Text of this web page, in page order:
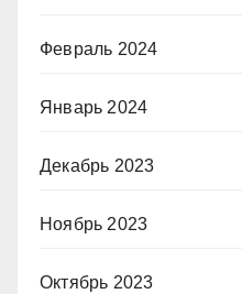
Февраль 2024
Январь 2024
Декабрь 2023
Ноябрь 2023
Октябрь 2023